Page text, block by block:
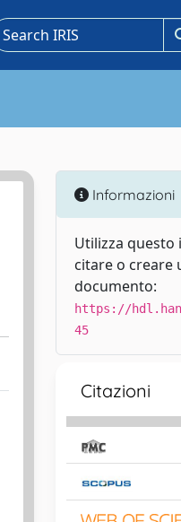
Informazioni
Utilizza
citare o creare
documento:
https://
45
Citazioni